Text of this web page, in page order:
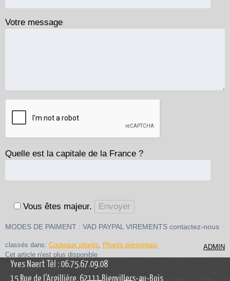
Votre message
Quelle est la capitale de la France ?
Vous êtes majeur.
MODES DE PAIMENT : VAD PAYPAL VIREMENTS contactez-nous
classés dans: Couteaux pliants
Pliants piémontais
Cet article n'est plus disponible
Yves Naert Tél : 06.75.67.09.08
15 Rue de l'Argillière, 62111 Bienvillers-au-Bois
ADMIN